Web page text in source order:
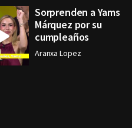
Sorprenden a Yams
Márquez por su
cumpleaños
Aranxa Lopez